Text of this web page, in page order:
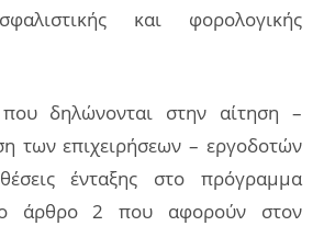
και φορολογικής
δηλώνονται στην αίτηση –
των επιχειρήσεων – εργοδοτών
ένταξης στο πρόγραμμα
άρθρο 2 που αφορούν στον